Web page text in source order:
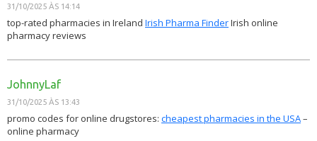
31/10/2025 ÀS 14:14
top-rated pharmacies in Ireland Irish Pharma FinderIrish online
pharmacy reviews
JohnnyLaf
31/10/2025 ÀS 13:43
promo codes for online drugstores: cheapest pharmacies in the USA–
online pharmacy